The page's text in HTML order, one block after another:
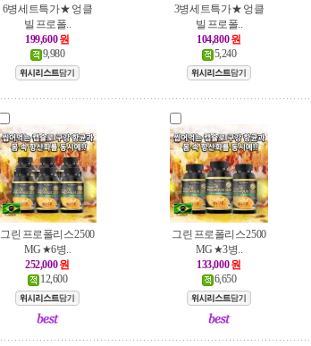
6병세트특가 ★ 엉클
빌 프로폴..
199,600 원
9,980
3병세트특가 ★ 엉클
빌 프로폴..
104,800 원
5,240
그린 프로폴리스 2500
MG ★6병..
252,000 원
12,600
그린 프로폴리스 2500
MG ★3병..
133,000 원
6,650